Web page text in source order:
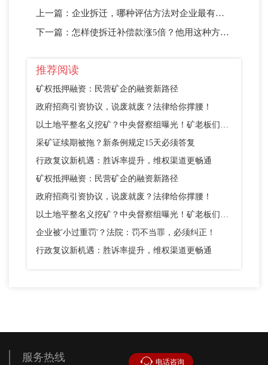
上一篇： 企业拆迁，哪种评估方法对企业最有利？
下一篇： 怎样使拆迁补偿款涨5倍？他用这种方法做到了
推荐阅读
矿权抵押融资：民营矿企的融资新路径
政府招商引资协议，说废就废？法律给你撑腰！
采矿证续期被拖？新条例规定15天必须答复
行政复议新机遇：胜诉率提升，维权渠道更畅通
矿权抵押融资：民营矿企的融资新路径
政府招商引资协议，说废就废？法律给你撑腰！
企业被'小过重罚'？法院：罚不当罪，必须纠正！
行政复议新机遇：胜诉率提升，维权渠道更畅通
服务热线 电话咨询